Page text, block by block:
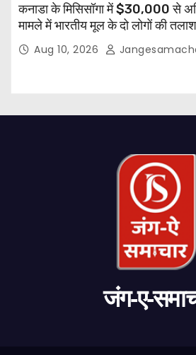
कनाडा के मिसिसॉगा में $30,000 से
मामले में भारतीय मूल के दो लोगों की तलाश
Aug 10, 2026
जंग-ए-